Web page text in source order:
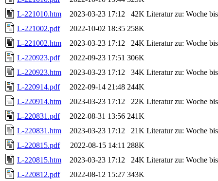
L-221010.htm
2023-03-23 17:12 42K Literatur zu: Woche
L-221002.pdf
2022-10-02 18:35 258K
L-221002.htm
2023-03-23 17:12 24K Literatur zu: Woche
L-220923.pdf
2022-09-23 17:51 306K
L-220923.htm
2023-03-23 17:12 34K Literatur zu: Woche
L-220914.pdf
2022-09-14 21:48 244K
L-220914.htm
2023-03-23 17:12 22K Literatur zu: Woche
L-220831.pdf
2022-08-31 13:56 241K
L-220831.htm
2023-03-23 17:12 21K Literatur zu: Woche
L-220815.pdf
2022-08-15 14:11 288K
L-220815.htm
2023-03-23 17:12 24K Literatur zu: Woche
L-220812.pdf
2022-08-12 15:27 343K